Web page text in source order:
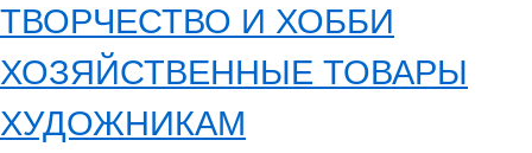
ТВОРЧЕСТВО И ХОББИ
ХОЗЯЙСТВЕННЫЕ ТОВАРЫ
ХУДОЖНИКАМ